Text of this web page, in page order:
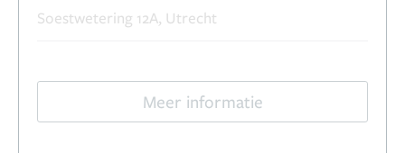
Soestwetering 12A, Utrecht
Meer informatie